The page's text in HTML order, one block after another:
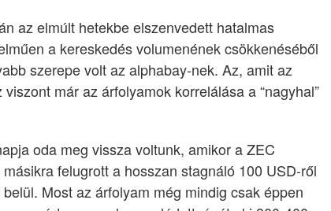
az elmúlt hetekbe elszenvedett hatalmas
a kereskedés volumenének csökkenéséből
szerepe volt az alphabay-nek. Az, amit az
már az árfolyamok korrelálása a “nagyhal”
oda meg vissza voltunk, amikor a ZEC
felugrott a hosszan stagnáló 100 USD-ről
Most az árfolyam még mindig csak éppen